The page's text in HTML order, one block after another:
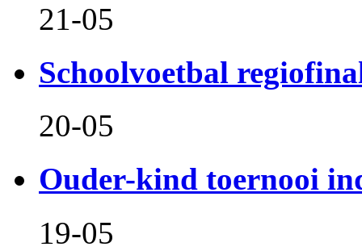
21-05
Schoolvoetbal
20-05
Ouder-kind toernooi
19-05